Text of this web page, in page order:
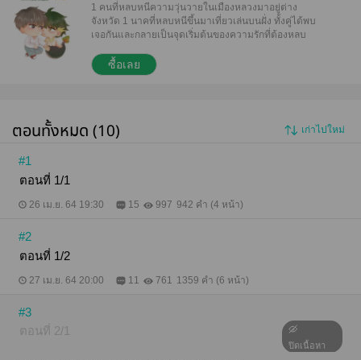
1 คนที่หลบหนีความวุ่นวายในเมืองหลวงมาอยู่ต่าง
จังหวัด 1 นาคที่หลบหนีขึ้นมาเที่ยวเล่นบนฝั่ง ทั้งคู่ได้พบ
เจอกันและกลายเป็นจุดเริ่มต้นของความรักที่ต้องหลบ
หนึ่งจะได้อยู่ด้วยกัน แต่อย่างที่รู้ว่านาคและคนมิ
สามารถอยู่ร่วมกันได้ แล้ววันที่พวกเขารอคอย จะมีวัน
ซื้อเลย
ตอนทั้งหมด (10) เก่าไปใหม่
#1
ตอนที่ 1/1
26 เม.ย. 64 19:30 15 997 942 คำ (4 หน้า)
#2
ตอนที่ 1/2
27 เม.ย. 64 20:00 11 761 1359 คำ (6 หน้า)
#3
ตอนที่ 2/1
ปิดเนื้อหา